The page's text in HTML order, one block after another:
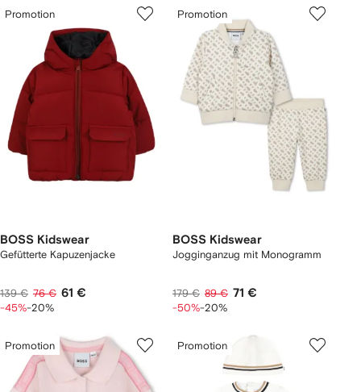
Promotion
BOSS Kidswear
Gefütterte Kapuzenjacke
139 € 76 € 61 €
-45%-20%
Promotion
BOSS Kidswear
Jogginganzug mit Monogramm
179 € 89 € 71 €
-50%-20%
Promotion Promotion